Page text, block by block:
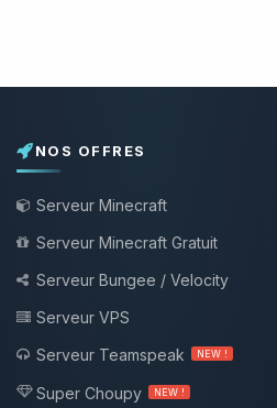
NOS OFFRES
Serveur Minecraft
Serveur Minecraft Gratuit
Serveur Bungee / Velocity
Serveur VPS
Serveur Teamspeak
NEW !
Super Choupy NEW !